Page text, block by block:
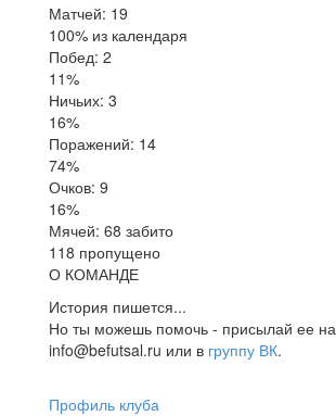
Матчей: 19
100% из календаря
Побед: 2
11%
Ничьих: 3
16%
Поражений: 14
74%
Очков: 9
16%
Мячей: 68 забито
118 пропущено
О КОМАНДЕ
История пишется...
Но ты можешь помочь - присылай ее на
info@befutsal.ru или в группу ВК.
Профиль клуба